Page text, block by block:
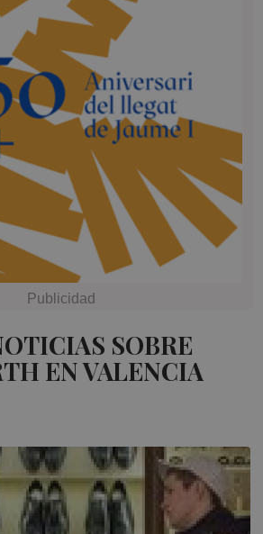
SOBRE
EN VALENCIA